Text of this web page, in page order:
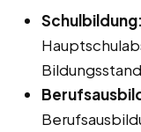
Schulbildung: